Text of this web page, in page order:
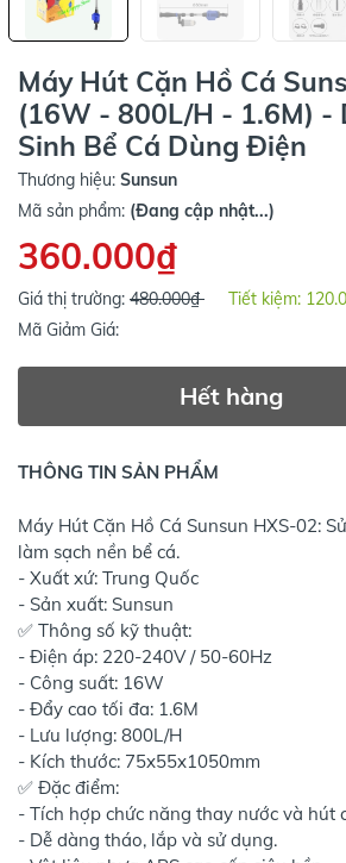
Máy Hút Cặn Hồ Cá
(16W - 800L/H - 1.6M) -
Sinh Bể Cá Dùng Điện
Thương hiệu: Sunsun
Mã sản phẩm: (Đang cập nhật...)
360.000₫
Giá thị trường: 480.000₫ Tiết kiệm:
Mã Giảm Giá:
Hết hàng
THÔNG TIN SẢN PHẨM
Máy Hút Cặn Hồ Cá Sunsun HXS-02:
làm sạch nền bể cá.
- Xuất xứ: Trung Quốc
- Sản xuất: Sunsun
✅ Thông số kỹ thuật:
- Điện áp: 220-240V / 50-60Hz
- Công suất: 16W
- Đẩy cao tối đa: 1.6M
- Lưu lượng: 800L/H
- Kích thước: 75x55x1050mm
✅ Đặc điểm:
- Tích hợp chức năng thay nước và hút
- Dễ dàng tháo, lắp và sử dụng.